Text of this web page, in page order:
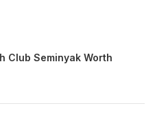
Club Seminyak Worth